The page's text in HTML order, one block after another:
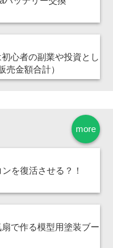
心者の副業や投資とし
売金額合計）
more
を復活させる？！
扇で作る模型用塗装ブー